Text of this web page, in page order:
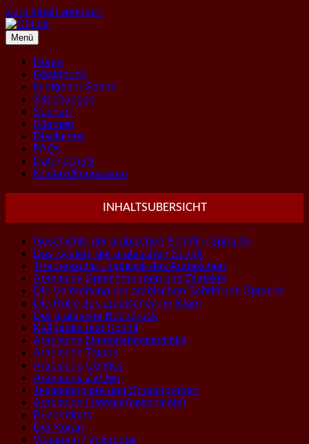
Zum Inhalt springen
Menü
Home
Gästebuch
In eigener Sache
Sitechanges
Suchen
Sitemap
Disclaimer
FAQs
Datenschutz
Kontakt/Impressum
INHALTSUBERSICHT
Geschichte der arabischen Schrift + Sprache
Das System der arabischen Schrift
Theoretische Linguistik des Arabischen
Arabische Sprachgruppen und Dialekte
Die Verbreitung der arabischen Schrift und Sprache
Die Rolle des arabischen im Islam
Der arabische Buchdruck
Kalligrafie und Schrift
Arabische Namensbestandteile
Arabische Tatoos
Arabische Comics
Arabische Zahlen
Textexemplare und Sprachproben
Arabische Literatur(geschichte)
Büchertipps
Der Koran
Vokabeln / Vokabular